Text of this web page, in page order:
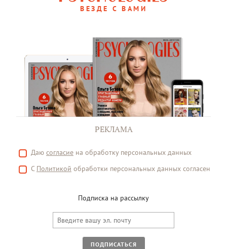
ВЕЗДЕ С ВАМИ
РЕКЛАМА
Даю согласие на обработку персональных данных
С Политикой обработки персональных данных согласен
Подписка на рассылку
ПОДПИСАТЬСЯ